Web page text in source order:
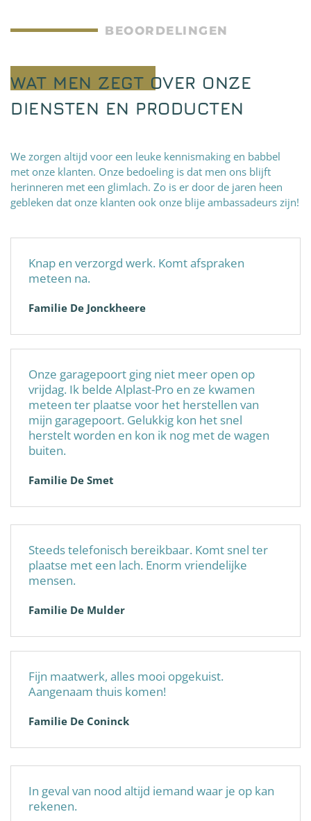
BEOORDELINGEN
WAT MEN ZEGT OVER ONZE
DIENSTEN EN PRODUCTEN
We zorgen altijd voor een leuke kennismaking en babbel
met onze klanten. Onze bedoeling is dat men ons blijft
herinneren met een glimlach. Zo is er door de jaren heen
gebleken dat onze klanten ook onze blije ambassadeurs zijn!
Knap en verzorgd werk. Komt afspraken
meteen na.
Familie De Jonckheere
Onze garagepoort ging niet meer open op
vrijdag. Ik belde Alplast-Pro en ze kwamen
meteen ter plaatse voor het herstellen van
mijn garagepoort. Gelukkig kon het snel
herstelt worden en kon ik nog met de wagen
buiten.
Familie De Smet
Steeds telefonisch bereikbaar. Komt snel ter
plaatse met een lach. Enorm vriendelijke
mensen.
Familie De Mulder
Fijn maatwerk, alles mooi opgekuist.
Aangenaam thuis komen!
Familie De Coninck
In geval van nood altijd iemand waar je op kan
rekenen.